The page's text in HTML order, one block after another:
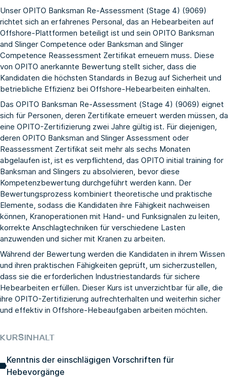
Unser OPITO Banksman Re-Assessment (Stage 4) (9069)
richtet sich an erfahrenes Personal, das an Hebearbeiten auf
Offshore-Plattformen beteiligt ist und sein OPITO Banksman
and Slinger Competence oder Banksman and Slinger
Competence Reassessment Zertifikat erneuern muss. Diese
von OPITO anerkannte Bewertung stellt sicher, dass die
Kandidaten die höchsten Standards in Bezug auf Sicherheit und
betriebliche Effizienz bei Offshore-Hebearbeiten einhalten.
Das OPITO Banksman Re-Assessment (Stage 4) (9069) eignet
sich für Personen, deren Zertifikate erneuert werden müssen, da
eine OPITO-Zertifizierung zwei Jahre gültig ist. Für diejenigen,
deren OPITO Banksman and Slinger Assessment oder
Reassessment Zertifikat seit mehr als sechs Monaten
abgelaufen ist, ist es verpflichtend, das OPITO initial training for
Banksman and Slingers zu absolvieren, bevor diese
Kompetenzbewertung durchgeführt werden kann. Der
Bewertungsprozess kombiniert theoretische und praktische
Elemente, sodass die Kandidaten ihre Fähigkeit nachweisen
können, Kranoperationen mit Hand- und Funksignalen zu leiten,
korrekte Anschlagtechniken für verschiedene Lasten
anzuwenden und sicher mit Kranen zu arbeiten.
Während der Bewertung werden die Kandidaten in ihrem Wissen
und ihren praktischen Fähigkeiten geprüft, um sicherzustellen,
dass sie die erforderlichen Industriestandards für sichere
Hebearbeiten erfüllen. Dieser Kurs ist unverzichtbar für alle, die
ihre OPITO-Zertifizierung aufrechterhalten und weiterhin sicher
und effektiv in Offshore-Hebeaufgaben arbeiten möchten.
KURSINHALT
Kenntnis der einschlägigen Vorschriften für
Hebevorgänge